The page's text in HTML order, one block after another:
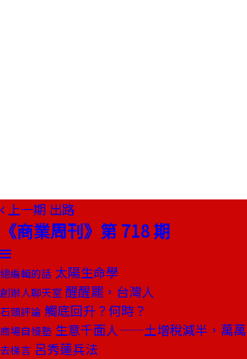
上一期 出路
《商業周刊》第 718 期
總編輯的話 太陽生命學
創辦人聊天室 醒醒罷，台灣人
石頭評論 觸底回升？何時？
商場自慢塾 生意千面人——土增稅減半，萬
去梯言 呂秀蓮兵法